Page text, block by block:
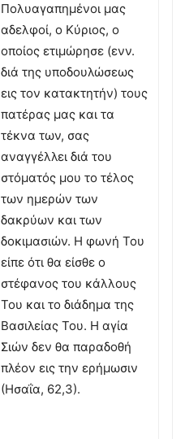
Πολυαγαπημένοι μας
αδελφοί, ο Κύριος, ο
οποίος ετιμώρησε (ενν.
διά της υποδουλώσεως
εις τον κατακτητήν) τους
πατέρας μας και τα
τέκνα των, σας
αναγγέλλει διά του
στόματός μου το τέλος
των ημερών των
δακρύων και των
δοκιμασιών. Η φωνή Του
είπε ότι θα είσθε ο
στέφανος του κάλλους
Του και το διάδημα της
Βασιλείας Του. Η αγία
Σιών δεν θα παραδοθή
πλέον εις την ερήμωσιν
(Ησαΐα, 62,3).